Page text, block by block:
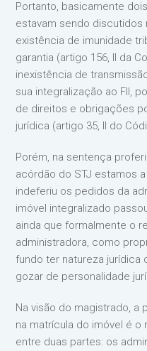
Portanto, basicamente
estavam sendo discutidos
existência de imunidade
garantia (artigo 156, II da
inexistência de
sua integralização ao FII,
de direitos e obrigações
jurídica (artigo 35, II do
Porém, na sentença
acórdão do STJ estamos
indeferiu os pedidos da
imóvel integralizado
ainda que formalmente o
administradora, como
fundo ter natureza jurídica
gozar de personalidade
Na visão do magistrado, a
na matrícula do imóvel é
entre duas partes: os